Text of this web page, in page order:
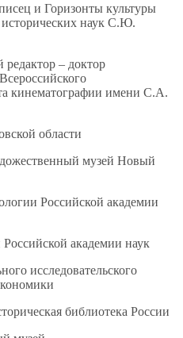
и Горизонты культуры
исторических наук С.Ю.
редактор – доктор
кинематографии имени С.А.
области
музей Новый
Российской академии
академии наук
исследовательского
библиотека России